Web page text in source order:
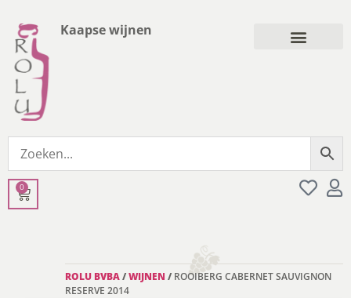
Kaapse wijnen
0
ROLU BVBA/WIJNEN / ROOIBERG CABERNET SAUVIGNON
RESERVE 2014